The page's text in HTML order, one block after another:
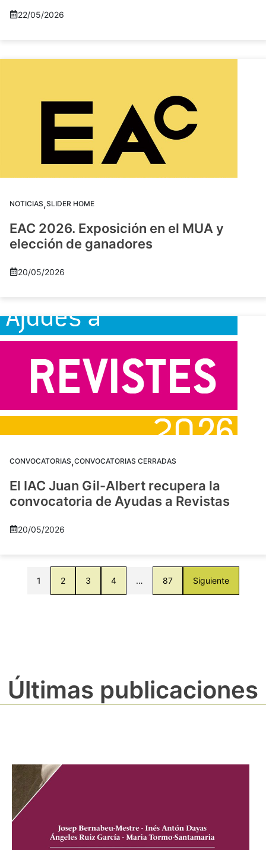
22/05/2026
NOTICIAS,SLIDER HOME
EAC 2026. Exposición en el MUA y
elección de ganadores
20/05/2026
CONVOCATORIAS,CONVOCATORIAS CERRADAS
El IAC Juan Gil-Albert recupera la
convocatoria de Ayudas a Revistas
20/05/2026
1 2 3 4 … 87 Siguiente
Últimas publicaciones